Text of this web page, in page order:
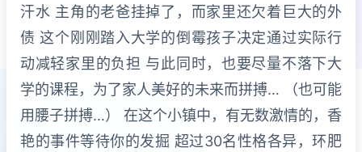
汗水 主角的老爸挂掉了，而家里还欠着巨大的外
债 这个刚刚踏入大学的倒霉孩子决定通过实际行
动减轻家里的负担 与此同时，也要尽量不落下大
学的课程，为了家人美好的未来而拼搏… （也可能
用腰子拼搏…） 在这个小镇中，有无数激情的，香
艳的事件等待你的发掘 超过30名性格各异，环肥